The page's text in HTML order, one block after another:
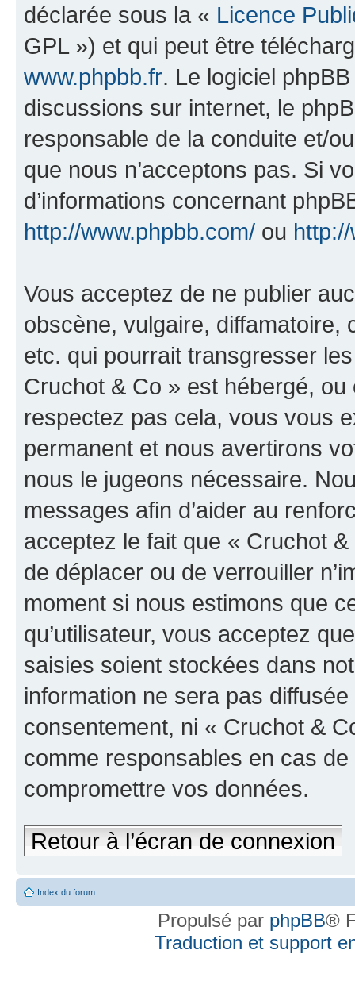
déclarée sous la « Licence
GPL ») et qui peut être
www.phpbb.fr. Le logiciel
discussions sur internet, le
responsable de la conduite et/
que nous n’acceptons pas. Si
d’informations concernant
http://www.phpbb.com/ ou
Vous acceptez de ne publier
obscène, vulgaire, diffamatoire,
etc. qui pourrait transgresser
Cruchot & Co » est hébergé,
respectez pas cela, vous vous
permanent et nous avertirons
nous le jugeons nécessaire.
messages afin d’aider au
acceptez le fait que « Cruchot
de déplacer ou de verrouiller
moment si nous estimons que
qu’utilisateur, vous acceptez
saisies soient stockées dans
information ne sera pas
consentement, ni « Cruchot &
comme responsables en cas
compromettre vos données.
Retour à l’écran de connexion
Index du forum
Propulsé par phpBB®
Traduction et support